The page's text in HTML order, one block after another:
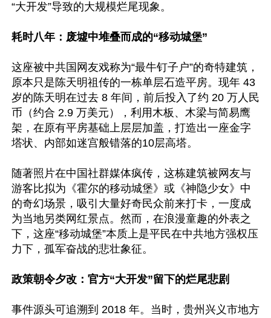
“大开发”导致的大规模烂尾现象。
耗时八年：废墟中堆叠而成的“移动城堡”
这座被中共国网友戏称为“最牛钉子户”的奇特建筑，
原本只是陈天明祖传的一栋单层石造平房。现年 43
岁的陈天明在过去 8 年间，前后投入了约 20 万人民
币（约合 2.9 万美元），利用木板、木梁与简易鹰
架，在原有平房基础上层层加盖，打造出一座金字
塔状、内部如迷宫般错落的10层高塔。
随著照片在中国社群媒体疯传，这栋建筑被网友与
游客比拟为《霍尔的移动城堡》或《神隐少女》中
的奇幻场景，吸引大量好奇民众前来打卡，一度成
为当地另类网红景点。然而，在浪漫童趣的外表之
下，这座“移动城堡”本质上是平民在中共地方强权压
力下，孤军奋战的悲壮象征。
政策朝令夕改：官方“大开发”留下的烂尾悲剧
事件源头可追溯到 2018 年。当时，贵州兴义市地方